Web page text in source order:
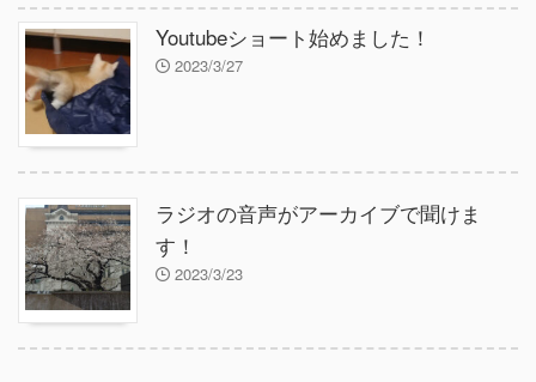
Youtubeショート始めました！
2023/3/27
ラジオの音声がアーカイブで聞けま
す！
2023/3/23